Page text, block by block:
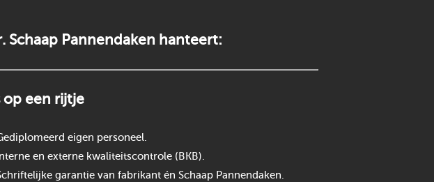
Schaap Pannendaken hanteert:
op een rijtje
eigen personeel.
Interne en externe kwaliteitscontrole (BKB).
garantie van fabrikant én Schaap Pannendaken.